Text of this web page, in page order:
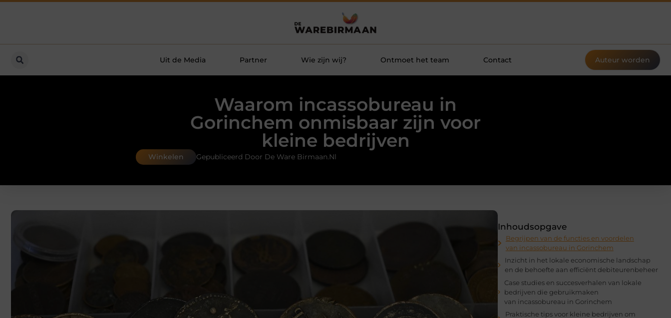
Uit de Media Partner Wie zijn wij? Ontmoet het team Contact Auteur worden
Waarom incassobureau in
Gorinchem onmisbaar zijn voor
kleine bedrijven
Winkelen Gepubliceerd Door De Ware Birmaan.nl
Inhoudsopgave
Begrijpen van de functies en voordelen
van incassobureau in Gorinchem
Inzicht in het lokale economische landschap
en de behoefte aan efficiënt debiteurenbeheer
Case studies en succesverhalen van lokale
bedrijven die gebruikmaken
van incassobureau in Gorinchem
Praktische tips voor kleine bedrijven om